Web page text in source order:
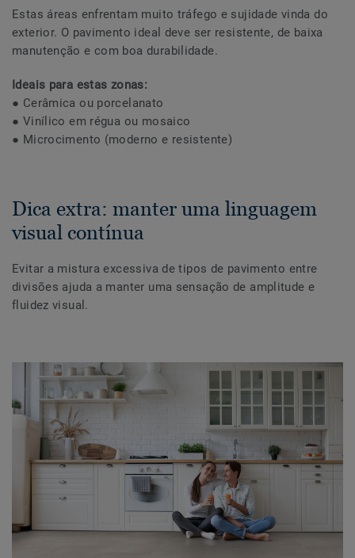
Estas áreas enfrentam muito tráfego e sujidade vinda do
exterior. O pavimento ideal deve ser resistente, de baixa
manutenção e com boa durabilidade.
Ideais para estas zonas:
● Cerâmica ou porcelanato
● Vinílico em régua ou mosaico
● Microcimento (moderno e resistente)
Dica extra: manter uma linguagem
visual contínua
Evitar a mistura excessiva de tipos de pavimento entre
divisões ajuda a manter uma sensação de amplitude e
fluidez visual.